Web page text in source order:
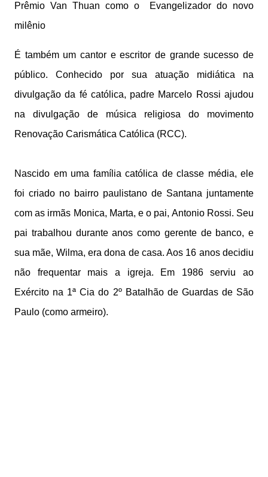
Prêmio Van Thuan como o Evangelizador do novo
milênio
É também um cantor e escritor de grande sucesso de
público. Conhecido por sua atuação midiática na
divulgação da fé católica, padre Marcelo Rossi ajudou
na divulgação de música religiosa do movimento
Renovação Carismática Católica (RCC).
Nascido em uma família católica de classe média, ele
foi criado no bairro paulistano de Santana juntamente
com as irmãs Monica, Marta, e o pai, Antonio Rossi. Seu
pai trabalhou durante anos como gerente de banco, e
sua mãe, Wilma, era dona de casa. Aos 16 anos decidiu
não frequentar mais a igreja. Em 1986 serviu ao
Exército na 1ª Cia do 2º Batalhão de Guardas de São
Paulo (como armeiro).